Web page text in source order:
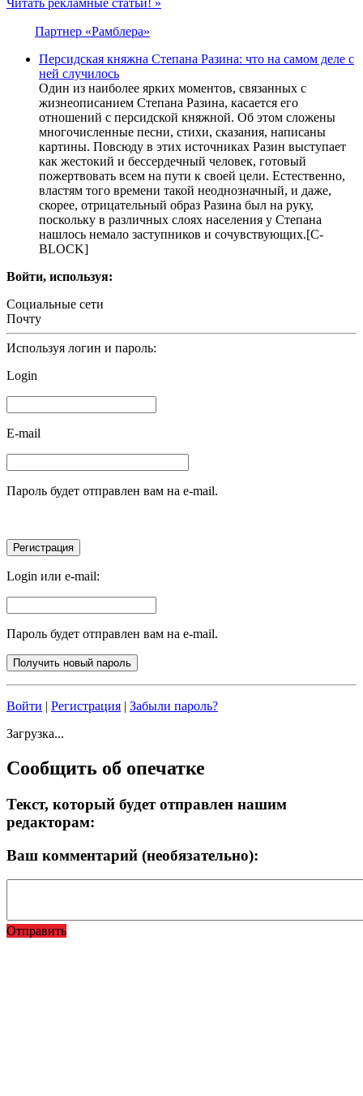
Читать рекламные статьи! »
Партнер «Рамблера»
Персидская княжна Степана Разина: что на самом деле с
ней случилось
Один из наиболее ярких моментов, связанных с
жизнеописанием Степана Разина, касается его
отношений с персидской княжной. Об этом сложены
многочисленные песни, стихи, сказания, написаны
картины. Повсюду в этих источниках Разин выступает
как жестокий и бессердечный человек, готовый
пожертвовать всем на пути к своей цели. Естественно,
властям того времени такой неоднозначный, и даже,
скорее, отрицательный образ Разина был на руку,
поскольку в различных слоях населения у Степана
нашлось немало заступников и сочувствующих.[С-
BLOCK]
Войти, используя:
Социальные сети
Почту
Используя логин и пароль:
Login
E-mail
Пароль будет отправлен вам на e-mail.
Login или e-mail:
Пароль будет отправлен вам на e-mail.
Войти | Регистрация | Забыли пароль?
Загрузка...
Сообщить об опечатке
Текст, который будет отправлен нашим
редакторам:
Ваш комментарий (необязательно):
Отправить